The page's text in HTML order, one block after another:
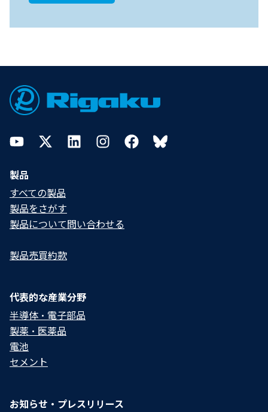
Footer
YouTubeTwitterLinkedInInstagramFacebookBluesky
製品
すべての製品
製品をさがす
製品について問い合わせる​
製品売買約款
代表的な産業分野
半導体・電子部品
製薬・医薬品
電池
セメント
お知らせ・プレスリリース